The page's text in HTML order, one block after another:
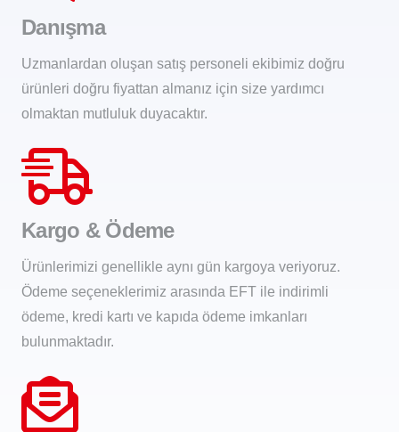
Danışma
Uzmanlardan oluşan satış personeli ekibimiz doğru
ürünleri doğru fiyattan almanız için size yardımcı
olmaktan mutluluk duyacaktır.
Kargo & Ödeme
Ürünlerimizi genellikle aynı gün kargoya veriyoruz.
Ödeme seçeneklerimiz arasında EFT ile indirimli
ödeme, kredi kartı ve kapıda ödeme imkanları
bulunmaktadır.